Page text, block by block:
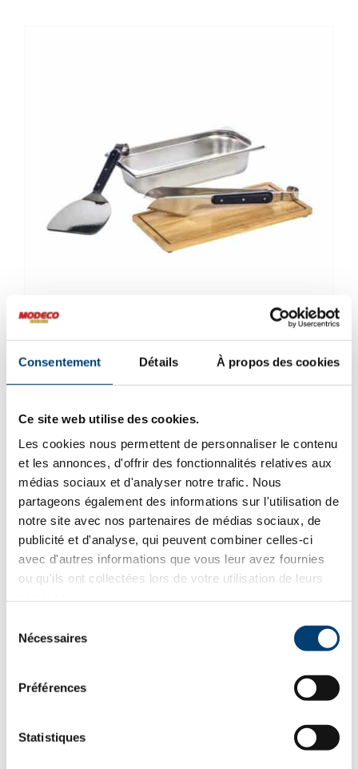
Consentement Détails À propos des cookies
Ce site web utilise des cookies.
Les cookies nous permettent de personnaliser le contenu
et les annonces, d'offrir des fonctionnalités relatives aux
médias sociaux et d'analyser notre trafic. Nous
partageons également des informations sur l'utilisation de
notre site avec nos partenaires de médias sociaux, de
publicité et d'analyse, qui peuvent combiner celles-ci
avec d'autres informations que vous leur avez fournies
ou qu'ils ont collectées lors de votre utilisation de leurs
Nécessaires
Préférences
Statistiques
Coffret du chef
Ajouter au panier
Détails